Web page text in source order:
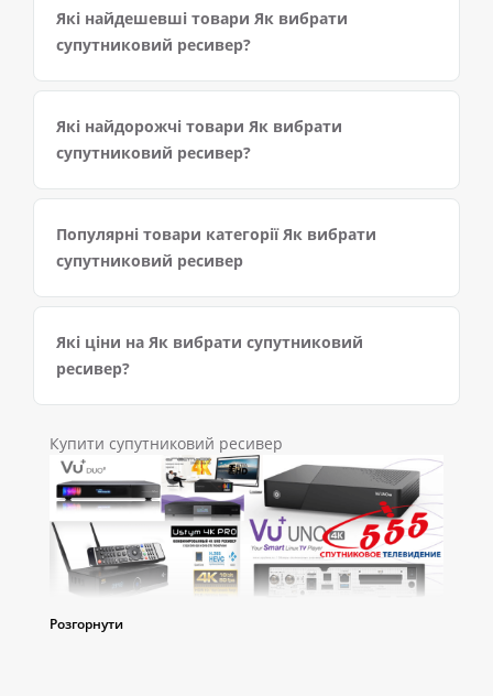
Які найдешевші товари Як вибрати
супутниковий ресивер?
Які найдорожчі товари Як вибрати
супутниковий ресивер?
Популярні товари категорії Як вибрати
супутниковий ресивер
Які ціни на Як вибрати супутниковий
ресивер?
Купити супутниковий ресивер
Як вибрати супутниковий ресивер
Розгорнути